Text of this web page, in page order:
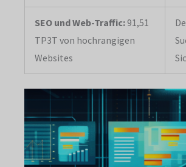
SEO und Web-Traffic:91,51
TP3T von hochrangigen
Websites